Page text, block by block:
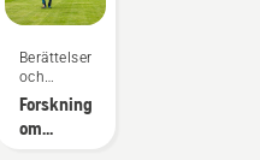
arbetet.
batteridrivna
produkter
från
Husqvarna
Berättelser
och
inspiration
Forskning
om